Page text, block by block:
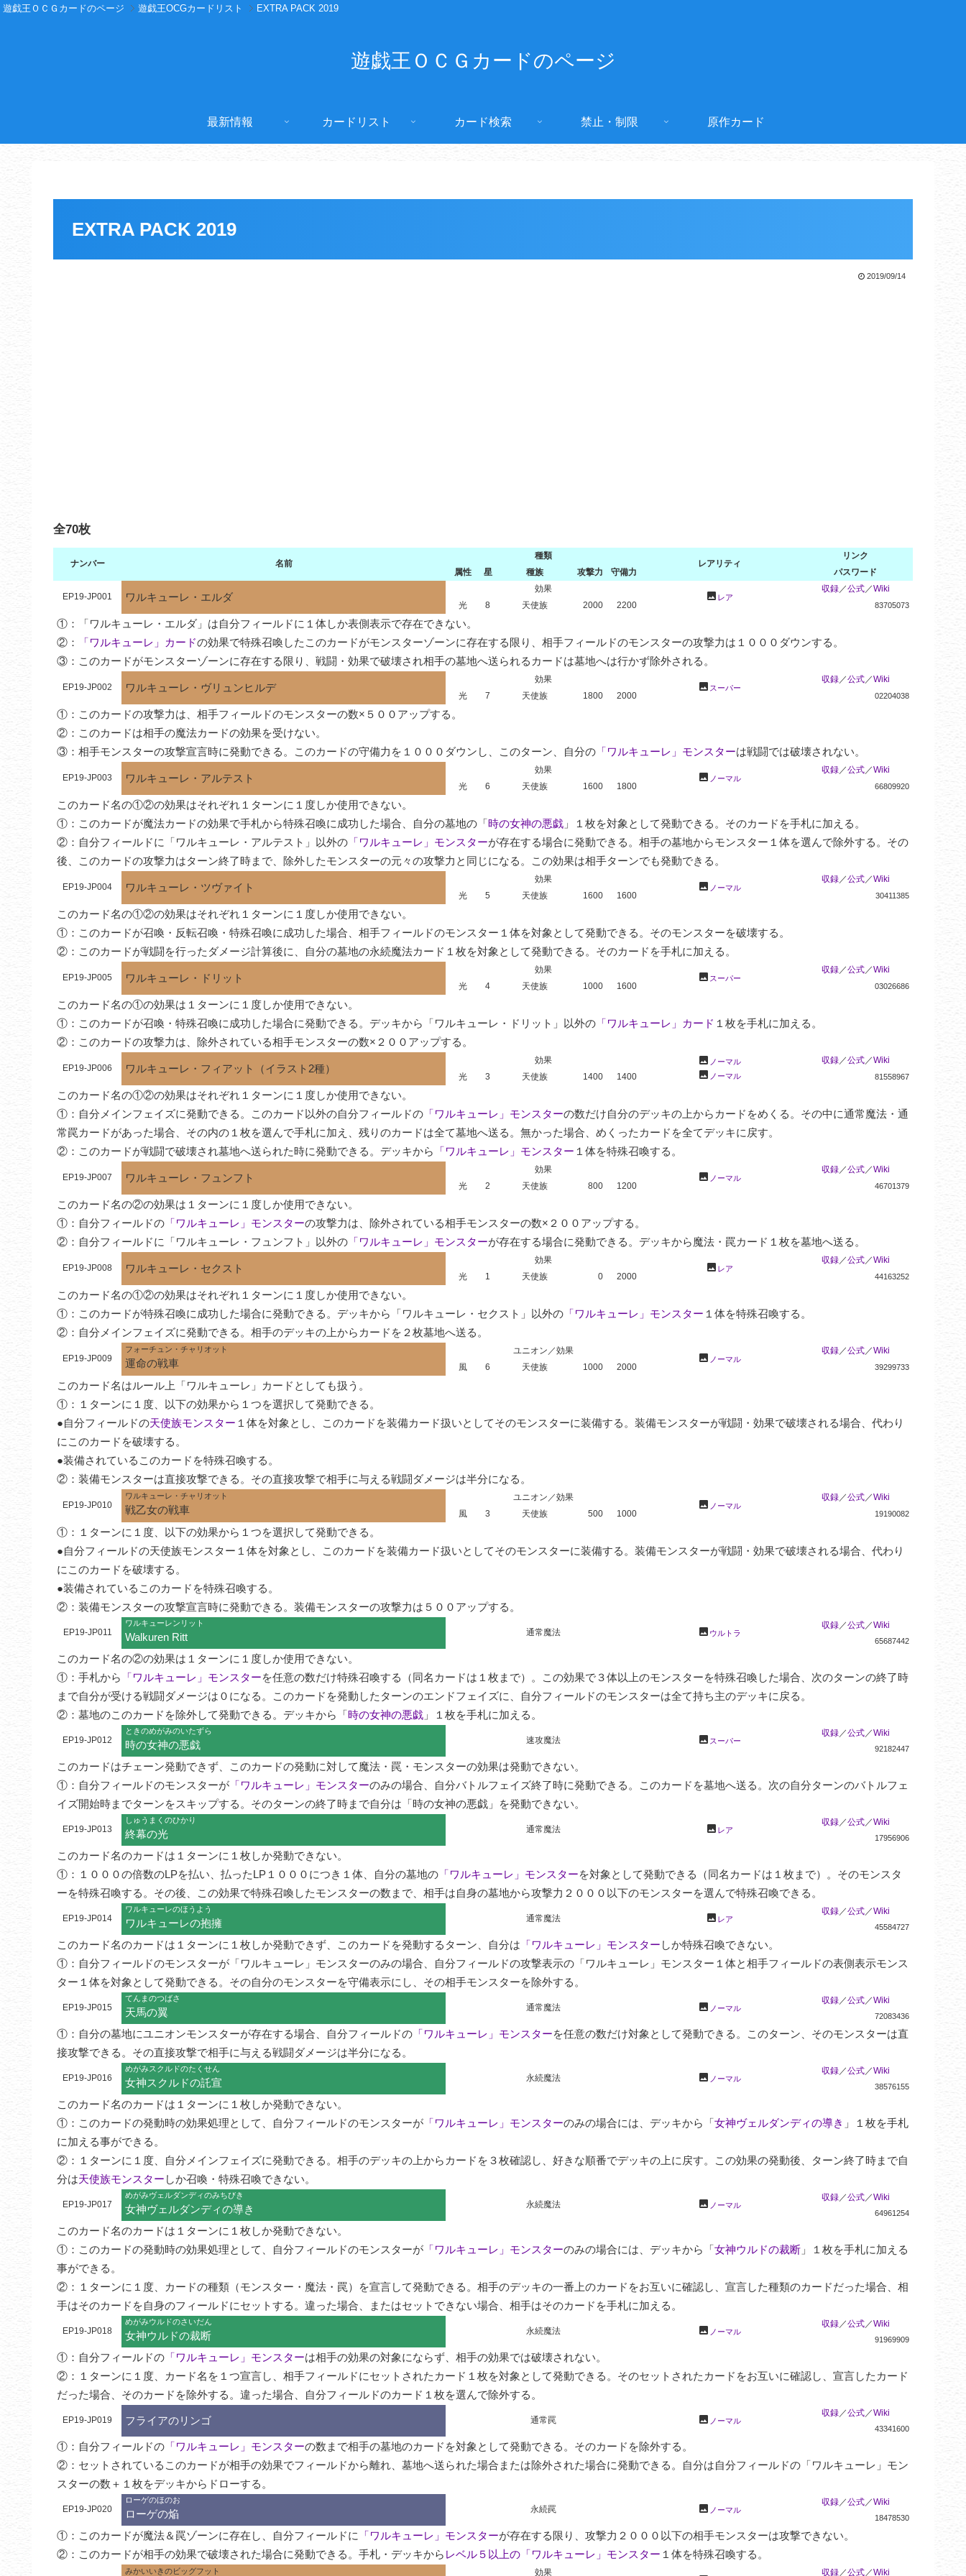
遊戯王ＯＣＧカードのページ 遊戯王OCGカードリスト EXTRA PACK 2019
遊戯王ＯＣＧカードのページ
最新情報 カードリスト カード検索 禁止・制限 原作カード
EXTRA PACK 2019
2019/09/14
全70枚
ナンバー 名前
種類
レアリティ
リンク
属性
星 種族 攻撃力 守備力 パスワード
EP19-JP001 ワルキューレ・エルダ
効果
photo レア
収録／公式／Wiki
光
8 天使族 2000 2200 83705073
①：「ワルキューレ・エルダ」は自分フィールドに１体しか表側表示で存在できない。
②：
「ワルキューレ」カードの効果で特殊召喚したこのカードがモンスターゾーンに存在する限り、相手フィールドのモンスターの攻撃力は１０００ダウンする。
③：このカードがモンスターゾーンに存在する限り、戦闘・効果で破壊され相手の墓地へ送られるカードは墓地へは行かず除外される。
EP19-JP002 ワルキューレ・ヴリュンヒルデ
効果
photo スーパー
収録／公式／Wiki
光
7 天使族 1800 2000 02204038
①：このカードの攻撃力は、相手フィールドのモンスターの数×５００アップする。
②：このカードは相手の魔法カードの効果を受けない。
③：相手モンスターの攻撃宣言時に発動できる。このカードの守備力を１０００ダウンし、このターン、自分の 「ワルキューレ」モンスターは戦闘では破壊されない。
EP19-JP003 ワルキューレ・アルテスト
効果
photo ノーマル
収録／公式／Wiki
光
6 天使族 1600 1800 66809920
このカード名の①②の効果はそれぞれ１ターンに１度しか使用できない。
①：このカードが魔法カードの効果で手札から特殊召喚に成功した場合、自分の墓地の「 時の女神の悪戯 」１枚を対象として発動できる。そのカードを手札に加える。
②：自分フィールドに「ワルキューレ・アルテスト」以外の 「ワルキューレ」モンスターが存在する場合に発動できる。相手の墓地からモンスター１体を選んで除外する。その
後、このカードの攻撃力はターン終了時まで、除外したモンスターの元々の攻撃力と同じになる。この効果は相手ターンでも発動できる。
EP19-JP004 ワルキューレ・ツヴァイト
効果
photo ノーマル
収録／公式／Wiki
光
5 天使族 1600 1600 30411385
このカード名の①②の効果はそれぞれ１ターンに１度しか使用できない。
①：このカードが召喚・反転召喚・特殊召喚に成功した場合、相手フィールドのモンスター１体を対象として発動できる。そのモンスターを破壊する。
②：このカードが戦闘を行ったダメージ計算後に、自分の墓地の永続魔法カード１枚を対象として発動できる。そのカードを手札に加える。
EP19-JP005 ワルキューレ・ドリット
効果
photo スーパー
収録／公式／Wiki
光
4 天使族 1000 1600 03026686
このカード名の①の効果は１ターンに１度しか使用できない。
①：このカードが召喚・特殊召喚に成功した場合に発動できる。デッキから「ワルキューレ・ドリット」以外の 「ワルキューレ」カード １枚を手札に加える。
②：このカードの攻撃力は、除外されている相手モンスターの数×２００アップする。
EP19-JP006 ワルキューレ・フィアット（イラスト2種）
効果 photo ノーマル
photo ノーマル
収録／公式／Wiki
光
3 天使族 1400 1400 81558967
このカード名の①②の効果はそれぞれ１ターンに１度しか使用できない。
①：自分メインフェイズに発動できる。このカード以外の自分フィールドの 「ワルキューレ」モンスターの数だけ自分のデッキの上からカードをめくる。その中に通常魔法・通
常罠カードがあった場合、その内の１枚を選んで手札に加え、残りのカードは全て墓地へ送る。無かった場合、めくったカードを全てデッキに戻す。
②：このカードが戦闘で破壊され墓地へ送られた時に発動できる。デッキから
「ワルキューレ」モンスター １体を特殊召喚する。
EP19-JP007 ワルキューレ・フュンフト
効果
photo ノーマル
収録／公式／Wiki
光
2 天使族 800 1200 46701379
このカード名の②の効果は１ターンに１度しか使用できない。
①：自分フィールドの 「ワルキューレ」モンスターの攻撃力は、除外されている相手モンスターの数×２００アップする。
②：自分フィールドに「ワルキューレ・フュンフト」以外の 「ワルキューレ」モンスターが存在する場合に発動できる。デッキから魔法・罠カード１枚を墓地へ送る。
EP19-JP008 ワルキューレ・セクスト
効果
photo レア
収録／公式／Wiki
光
1 天使族 0 2000 44163252
このカード名の①②の効果はそれぞれ１ターンに１度しか使用できない。
①：このカードが特殊召喚に成功した場合に発動できる。デッキから「ワルキューレ・セクスト」以外の 「ワルキューレ」モンスター １体を特殊召喚する。
②：自分メインフェイズに発動できる。相手のデッキの上からカードを２枚墓地へ送る。
EP19-JP009
フォーチュン・チャリオット
運命の戦車
ユニオン／効果
photo ノーマル
収録／公式／Wiki
風
6 天使族 1000 2000 39299733
このカード名はルール上「ワルキューレ」カードとしても扱う。
①：１ターンに１度、以下の効果から１つを選択して発動できる。
●自分フィールドの天使族モンスター １体を対象とし、このカードを装備カード扱いとしてそのモンスターに装備する。装備モンスターが戦闘・効果で破壊される場合、代わり
にこのカードを破壊する。
●装備されているこのカードを特殊召喚する。
②：装備モンスターは直接攻撃できる。その直接攻撃で相手に与える戦闘ダメージは半分になる。
EP19-JP010
ワルキューレ・チャリオット
戦乙女の戦車
ユニオン／効果
photo ノーマル
収録／公式／Wiki
風
3 天使族 500 1000 19190082
①：１ターンに１度、以下の効果から１つを選択して発動できる。
●自分フィールドの天使族モンスター１体を対象とし、このカードを装備カード扱いとしてそのモンスターに装備する。装備モンスターが戦闘・効果で破壊される場合、代わり
にこのカードを破壊する。
●装備されているこのカードを特殊召喚する。
②：装備モンスターの攻撃宣言時に発動できる。装備モンスターの攻撃力は５００アップする。
EP19-JP011
ワルキューレンリット
Walkuren Ritt 通常魔法 photo ウルトラ
収録／公式／Wiki
65687442
このカード名の②の効果は１ターンに１度しか使用できない。
①：手札から
「ワルキューレ」モンスターを任意の数だけ特殊召喚する（同名カードは１枚まで）。この効果で３体以上のモンスターを特殊召喚した場合、次のターンの終了時
まで自分が受ける戦闘ダメージは０になる。このカードを発動したターンのエンドフェイズに、自分フィールドのモンスターは全て持ち主のデッキに戻る。
②：墓地のこのカードを除外して発動できる。デッキから「 時の女神の悪戯 」１枚を手札に加える。
EP19-JP012
ときのめがみのいたずら
時の女神の悪戯 速攻魔法 photo スーパー
収録／公式／Wiki
92182447
このカードはチェーン発動できず、このカードの発動に対して魔法・罠・モンスターの効果は発動できない。
①：自分フィールドのモンスターが 「ワルキューレ」モンスターのみの場合、自分バトルフェイズ終了時に発動できる。このカードを墓地へ送る。次の自分ターンのバトルフェ
イズ開始時までターンをスキップする。そのターンの終了時まで自分は「時の女神の悪戯」を発動できない。
EP19-JP013
しゅうまくのひかり
終幕の光 通常魔法 photo レア
収録／公式／Wiki
17956906
このカード名のカードは１ターンに１枚しか発動できない。
①：１０００の倍数のLPを払い、払ったLP１０００につき１体、自分の墓地の 「ワルキューレ」モンスターを対象として発動できる（同名カードは１枚まで）。そのモンスタ
ーを特殊召喚する。その後、この効果で特殊召喚したモンスターの数まで、相手は自身の墓地から攻撃力２０００以下のモンスターを選んで特殊召喚できる。
EP19-JP014
ワルキューレのほうよう
ワルキューレの抱擁 通常魔法 photo レア
収録／公式／Wiki
45584727
このカード名のカードは１ターンに１枚しか発動できず、このカードを発動するターン、自分は 「ワルキューレ」モンスター しか特殊召喚できない。
①：自分フィールドのモンスターが「ワルキューレ」モンスターのみの場合、自分フィールドの攻撃表示の「ワルキューレ」モンスター１体と相手フィールドの表側表示モンス
ター１体を対象として発動できる。その自分のモンスターを守備表示にし、その相手モンスターを除外する。
EP19-JP015
てんまのつばさ
天馬の翼 通常魔法 photo ノーマル
収録／公式／Wiki
72083436
①：自分の墓地にユニオンモンスターが存在する場合、自分フィールドの 「ワルキューレ」モンスターを任意の数だけ対象として発動できる。このターン、そのモンスターは直
接攻撃できる。その直接攻撃で相手に与える戦闘ダメージは半分になる。
EP19-JP016
めがみスクルドのたくせん
女神スクルドの託宣 永続魔法 photo ノーマル
収録／公式／Wiki
38576155
このカード名のカードは１ターンに１枚しか発動できない。
①：このカードの発動時の効果処理として、自分フィールドのモンスターが 「ワルキューレ」モンスターのみの場合には、デッキから「 女神ヴェルダンディの導き 」１枚を手札
に加える事ができる。
②：１ターンに１度、自分メインフェイズに発動できる。相手のデッキの上からカードを３枚確認し、好きな順番でデッキの上に戻す。この効果の発動後、ターン終了時まで自
分は天使族モンスター しか召喚・特殊召喚できない。
EP19-JP017
めがみヴェルダンディのみちびき
女神ヴェルダンディの導き 永続魔法 photo ノーマル
収録／公式／Wiki
64961254
このカード名のカードは１ターンに１枚しか発動できない。
①：このカードの発動時の効果処理として、自分フィールドのモンスターが 「ワルキューレ」モンスターのみの場合には、デッキから「 女神ウルドの裁断 」１枚を手札に加える
事ができる。
②：１ターンに１度、カードの種類（モンスター・魔法・罠）を宣言して発動できる。相手のデッキの一番上のカードをお互いに確認し、宣言した種類のカードだった場合、相
手はそのカードを自身のフィールドにセットする。違った場合、またはセットできない場合、相手はそのカードを手札に加える。
EP19-JP018
めがみウルドのさいだん
女神ウルドの裁断 永続魔法 photo ノーマル
収録／公式／Wiki
91969909
①：自分フィールドの 「ワルキューレ」モンスターは相手の効果の対象にならず、相手の効果では破壊されない。
②：１ターンに１度、カード名を１つ宣言し、相手フィールドにセットされたカード１枚を対象として発動できる。そのセットされたカードをお互いに確認し、宣言したカード
だった場合、そのカードを除外する。違った場合、自分フィールドのカード１枚を選んで除外する。
EP19-JP019 フライアのリンゴ 通常罠 photo ノーマル
収録／公式／Wiki
43341600
①：自分フィールドの 「ワルキューレ」モンスターの数まで相手の墓地のカードを対象として発動できる。そのカードを除外する。
②：セットされているこのカードが相手の効果でフィールドから離れ、墓地へ送られた場合または除外された場合に発動できる。自分は自分フィールドの「ワルキューレ」モン
スターの数＋１枚をデッキからドローする。
EP19-JP020
ローゲのほのお
ローゲの焔 永続罠 photo ノーマル
収録／公式／Wiki
18478530
①：このカードが魔法＆罠ゾーンに存在し、自分フィールドに 「ワルキューレ」モンスターが存在する限り、攻撃力２０００以下の相手モンスターは攻撃できない。
②：このカードが相手の効果で破壊された場合に発動できる。手札・デッキから レベル５以上の「ワルキューレ」モンスター １体を特殊召喚する。
みかいいきのビッグフット 効果 収録／公式／Wiki